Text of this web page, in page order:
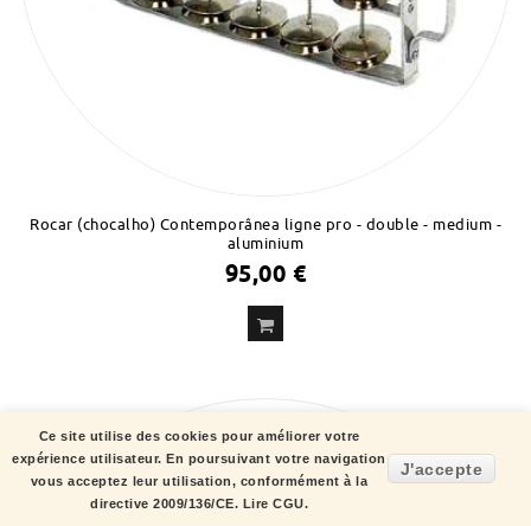
Rocar (chocalho) Contemporânea ligne pro - double - medium -
aluminium
95,00 €
Ce site utilise des cookies pour améliorer votre
expérience utilisateur. En poursuivant votre navigation
vous acceptez leur utilisation, conformément à la
directive 2009/136/CE. Lire CGU.
J'accepte